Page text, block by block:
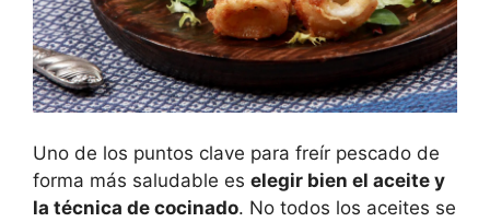
Uno de los puntos clave para freír pescado de
forma más saludable es elegir bien el aceite y
la técnica de cocinado. No todos los aceites se